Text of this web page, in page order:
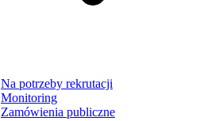
Na potrzeby rekrutacji
Monitoring
Zamówienia publiczne